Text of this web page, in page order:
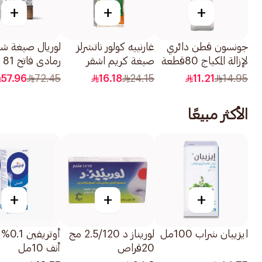
+
جونسون قطن دائري
لإزالة المكياج 80قطعة
14.95
11.21
+
غارنييه كولور ناتشرلز
صبغة كريم اشقر
24.15
16.18
+
لوريال صبغة
رمادي فاتح 81
للسيدات 1قطعة
72.45
57.96
الأكثر مبيعًا
+
ايزيبان شراب 100مل
+
لوريناز د 2.5/120 مج
20قراص
+
أنف 10مل